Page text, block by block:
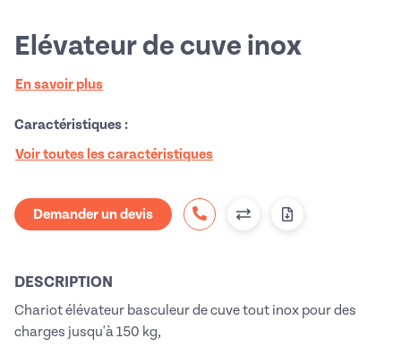
Elévateur de cuve inox
En savoir plus
Caractéristiques :
Voir toutes les caractéristiques
Demander un devis
DESCRIPTION
Chariot élévateur basculeur de cuve tout inox pour des
charges jusqu'à 150 kg,